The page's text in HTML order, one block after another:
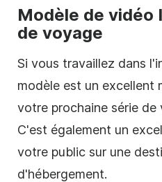
Modèle de vidéo
de voyage
Si vous travaillez dans
modèle est un excellent
votre prochaine série de
C'est également un
votre public sur une
d'hébergement.